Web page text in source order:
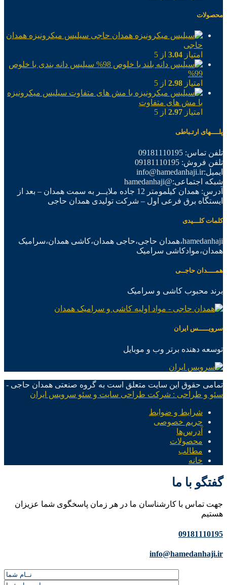
محصولات
سیلیس میکرونیزه همدان
حاجی
امتیاز 3.04 از 5
سیلیس دانه بندی با خلوص
99%
امتیاز 2.98 از 5
سیلیس میکرونیزه
با مش های متفاوت
امتیاز 2.97 از 5
پلــــهای ارتـباطی
تلفن تماس: 09181110195
تلفن فروش: 09181110195
ایمیل:info@hamedanhaji.ir
شبکه اجتماعی:@hamedanhaji
آدرس: همدان کیلمومتر 12 جاده ملایــر به سمت همدان – بعد از
ایستگاه برق فرعی اول – شرکت تولیدی همدان حاجی
کلمات کلـــیدی
hamedanhaji،همدان حاجی،حاجی همدان،کاشی همدان،سرامیک
همدان،موادکاشی سرامیک
همــــدان حاجــی
برند محبوب کاشی و سرامیک
سرویـــــس ایران
توسعه دهنده برتر وب و موبایل
تمامی حقوق این سایت متعلق است به گروه صنعتی همدان حاجی -
سئو و طراحی : شرکت طراحی سایت و سئو سرویس ایران
شرایط و ضوابط
حریم خصوصی
آدرس‌ها
محصولات
مطالب
خانه
گفتگو با ما
جهت تماس با کارشناسان ما در هر زمان پاسخگوی شما عزیزان
هستیم
09181110195
info@hamedanhaji.ir